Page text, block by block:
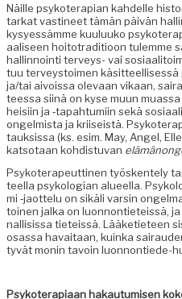
Näille psykoter­api­an kahdelle
tarkat vasti­neet tämän päivän
kysyessämme kuu­luuko
aaliseen hoito­tra­di­tioon tulemme
hallinnoin­ti ter­veys- vai
tuu ter­veystoimen käsit­teel­lisessä
ja/tai aivois­sa ole­vaan vikaan,
teessa siinä on kyse muun
heisi­in ja ‑tapah­tu­mi­in sekä
ongelmista ja kri­i­seistä.
tauk­sis­sa (ks. esim. May, Angel,
kat­so­taan kohdis­tu­van
Psykoter­apeut­ti­nen työsken­te­ly
teel­la psykolo­gian alueel­la.
mi ‑jaot­telu on sikäli varsin
toinen jal­ka on luon­non­ti­eteis­sä,
nal­li­sis­sa tieteis­sä. Lääketi­eteen
osas­sa havaitaan, kuin­ka
tyvät monin tavoin luon­non­tiede-
Psykoter­api­aan hakau­tu­misen